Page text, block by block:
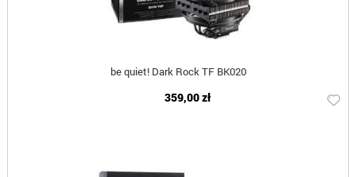
be quiet! Dark Rock TF BK020
359,00 zł